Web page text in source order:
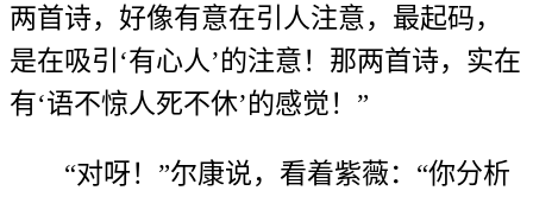
两首诗，好像有意在引人注意，最起码，
是在吸引‘有心人’的注意！那两首诗，实在
有‘语不惊人死不休’的感觉！”
“对呀！”尔康说，看着紫薇：“你分析